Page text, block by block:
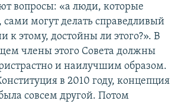
вопросы: «а люди, которые
могут делать справедливый
к этому, достойны ли этого?». В
члены этого Совета должны
и наилучшим образом.
в 2010 году, концепция
совсем другой. Потом